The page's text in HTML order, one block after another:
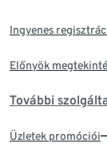
Ingyenes
Előnyök
További
Üzletek promóciói